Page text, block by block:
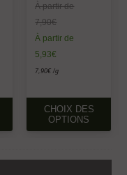
À partir de
7,90€
À partir de
5,93€
7,90€ /g
CHOIX DES
OPTIONS